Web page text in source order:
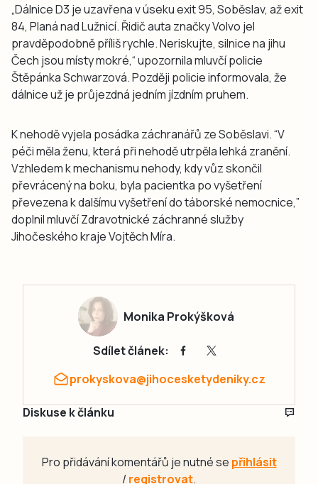
„Dálnice D3 je uzavřena v úseku exit 95, Soběslav, až exit
84, Planá nad Lužnicí. Řidič auta značky Volvo jel
pravděpodobně příliš rychle. Neriskujte, silnice na jihu
Čech jsou místy mokré,“ upozornila mluvčí policie
Štěpánka Schwarzová. Později policie informovala, že
dálnice už je průjezdná jedním jízdním pruhem.
K nehodě vyjela posádka záchranářů ze Soběslavi. “V
péči měla ženu, která při nehodě utrpěla lehká zranění.
Vzhledem k mechanismu nehody, kdy vůz skončil
převrácený na boku, byla pacientka po vyšetření
převezena k dalšímu vyšetření do táborské nemocnice,”
doplnil mluvčí Zdravotnické záchranné služby
Jihočeského kraje Vojtěch Míra.
Monika Prokýšková
Sdílet článek:
prokyskova@jihocesketydeniky.cz
Diskuse k článku
Pro přidávání komentářů je nutné se přihlásit
/registrovat.